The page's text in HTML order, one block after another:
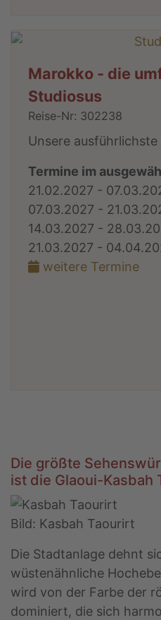
Marokko - die
Studiosus
Reise-Nr: 302238
Unsere
Termine im
21.02.2027 -
07.03.2027 -
14.03.2027 -
21.03.2027 -
weitere Termine
Die größte
ist die Glaoui-Kasbah
Bild: Kasbah Taourirt
Die Stadtanlage dehnt
wüstenähnliche
wird von der Farbe der
dominiert, die sich